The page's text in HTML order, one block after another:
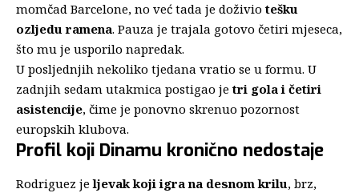
momčad Barcelone, no već tada je doživiotešku
ozljedu ramena. Pauza je trajala gotovo četiri mjeseca,
što mu je usporilo napredak.
U posljednjih nekoliko tjedana vratio se u formu. U
zadnjih sedam utakmica postigao jetri gola i četiri
asistencije, čime je ponovno skrenuo pozornost
europskih klubova.
Profil koji Dinamu kronično nedostaje
Rodriguez jeljevak koji igra na desnom krilu, brz,